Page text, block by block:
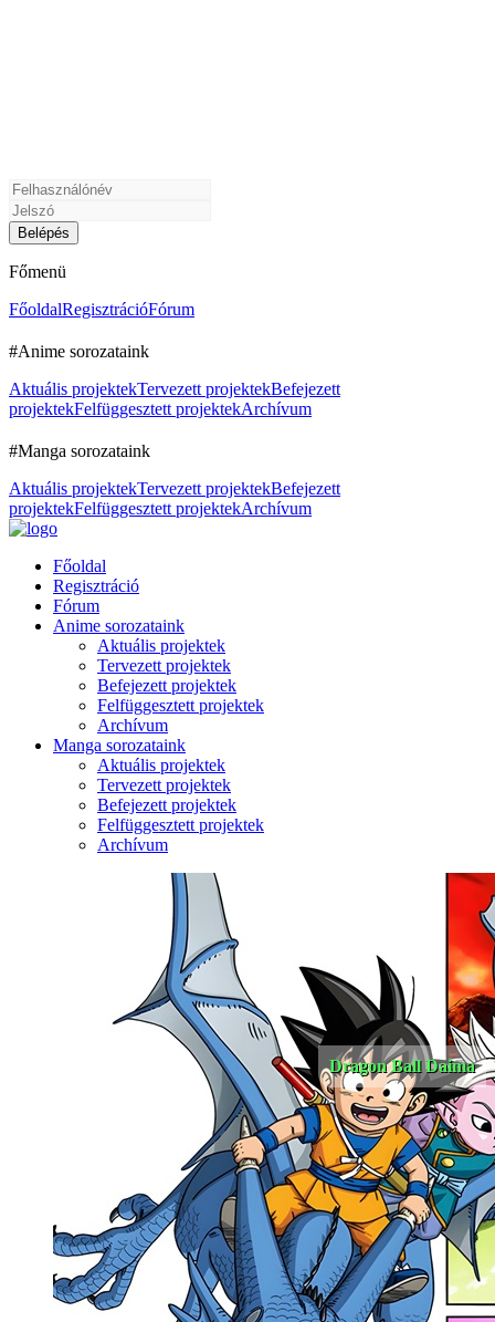
Főmenü
FőoldalRegisztrációFórum
#Anime sorozataink
Aktuális projektekTervezett projektekBefejezett
projektekFelfüggesztett projektekArchívum
#Manga sorozataink
Aktuális projektekTervezett projektekBefejezett
projektekFelfüggesztett projektekArchívum
Főoldal
Regisztráció
Fórum
Anime sorozataink
Aktuális projektek
Tervezett projektek
Befejezett projektek
Felfüggesztett projektek
Archívum
Manga sorozataink
Aktuális projektek
Tervezett projektek
Befejezett projektek
Felfüggesztett projektek
Archívum
Dragon Ball Daima